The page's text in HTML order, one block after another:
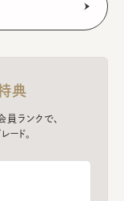
典
ランクで、
ード。